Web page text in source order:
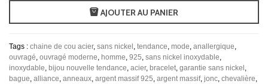
AJOUTER AU PANIER
Tags : chaine de cou acier, sans nickel , tendance, mode, anallergique,
ouvragé, ouvragé moderne, homme, 925, sans nickel inoxydable,
inoxydable, bijou nouvelle tendance, acier, bracelet, garantie sans nickel ,
bague, alliance, anneaux, argent massif 925, argent massif, jonc, chevalière,